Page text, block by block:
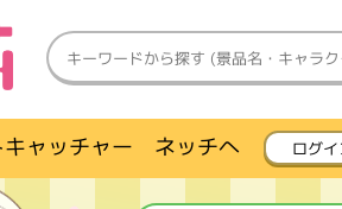
ャッチャー ネッチへ ログ